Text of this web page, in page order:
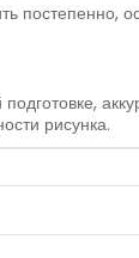
постепенно,
рисунка.